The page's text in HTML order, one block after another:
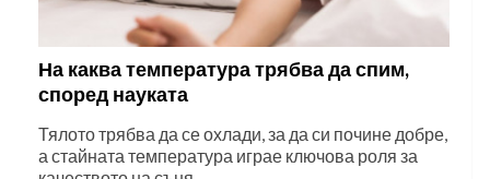
На каква температура трябва да спим,
според науката
Тялото трябва да се охлади, за да си почине добре,
а стайната температура играе ключова роля за